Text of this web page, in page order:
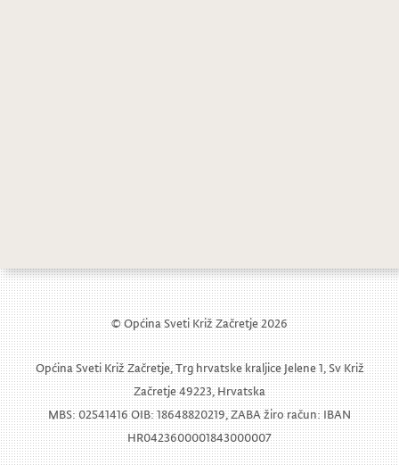
© Općina Sveti Križ Začretje 2026
Općina Sveti Križ Začretje, Trg hrvatske kraljice Jelene 1, Sv Križ
Začretje 49223, Hrvatska
MBS: 02541416 OIB: 18648820219, ZABA žiro račun: IBAN
HR0423600001843000007